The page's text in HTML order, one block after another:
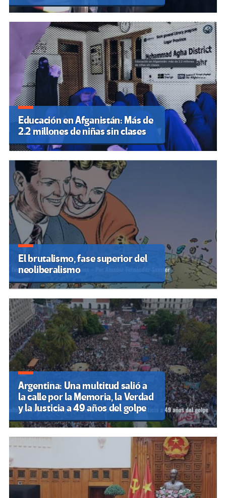
Educación en Afganistán: Más de
2.2 millones de niñas sin clases
El brutalismo, fase superior del
neoliberalismo
Argentina: Una multitud salió a
la calle por la Memoria, la Verdad
y la Justicia a 49 años del golpe